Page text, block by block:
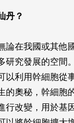
丹？
論在我國或其他
研究發展的空間
以利用幹細胞從
的奧秘，幹細胞
行改變，用於基